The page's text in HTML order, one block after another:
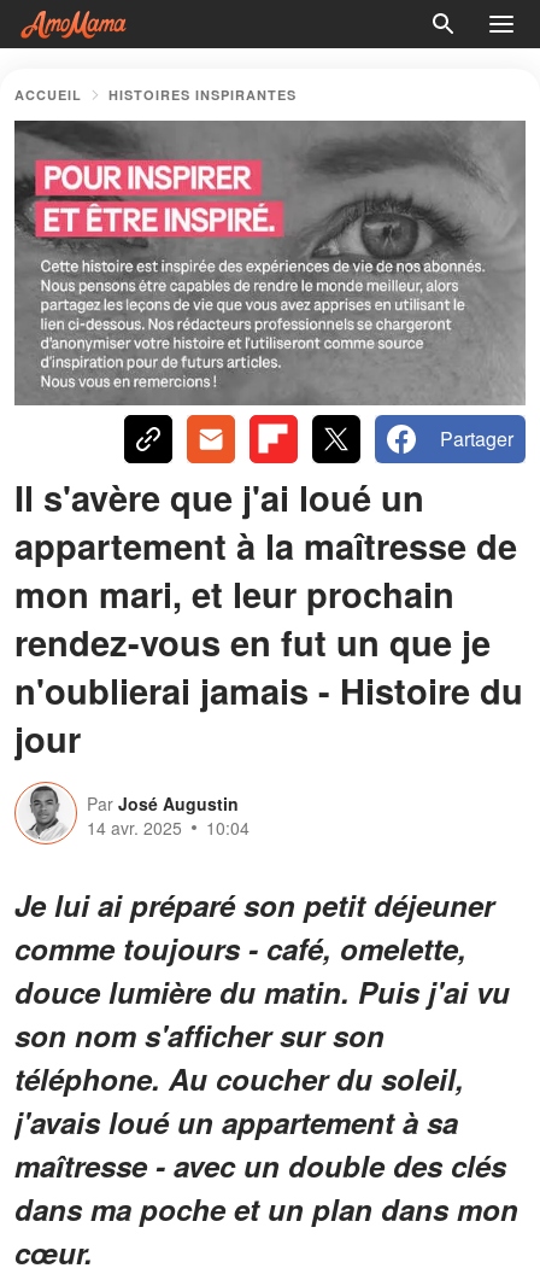
ACCUEIL HISTOIRES INSPIRANTES
Partager
Il s'avère que j'ai loué un
appartement à la maîtresse de
mon mari, et leur prochain
rendez-vous en fut un que je
n'oublierai jamais - Histoire du
jour
Par José Augustin
14 avr. 2025
10:04
Je lui ai préparé son petit déjeuner
comme toujours - café, omelette,
douce lumière du matin. Puis j'ai vu
son nom s'afficher sur son
téléphone. Au coucher du soleil,
j'avais loué un appartement à sa
maîtresse - avec un double des clés
dans ma poche et un plan dans mon
cœur.